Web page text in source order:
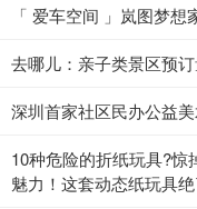
「 爱车空间 」岚图梦想
去哪儿：亲子类景区预
深圳首家社区民办公益
10种危险的折纸玩具?
魅力！这套动态纸玩具绝